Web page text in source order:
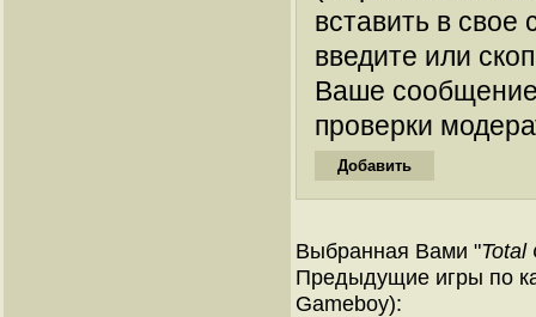
вставить в
введите или
Ваше
проверки
Выбранная Вами "Total
Предыдущие игры по
Gameboy):